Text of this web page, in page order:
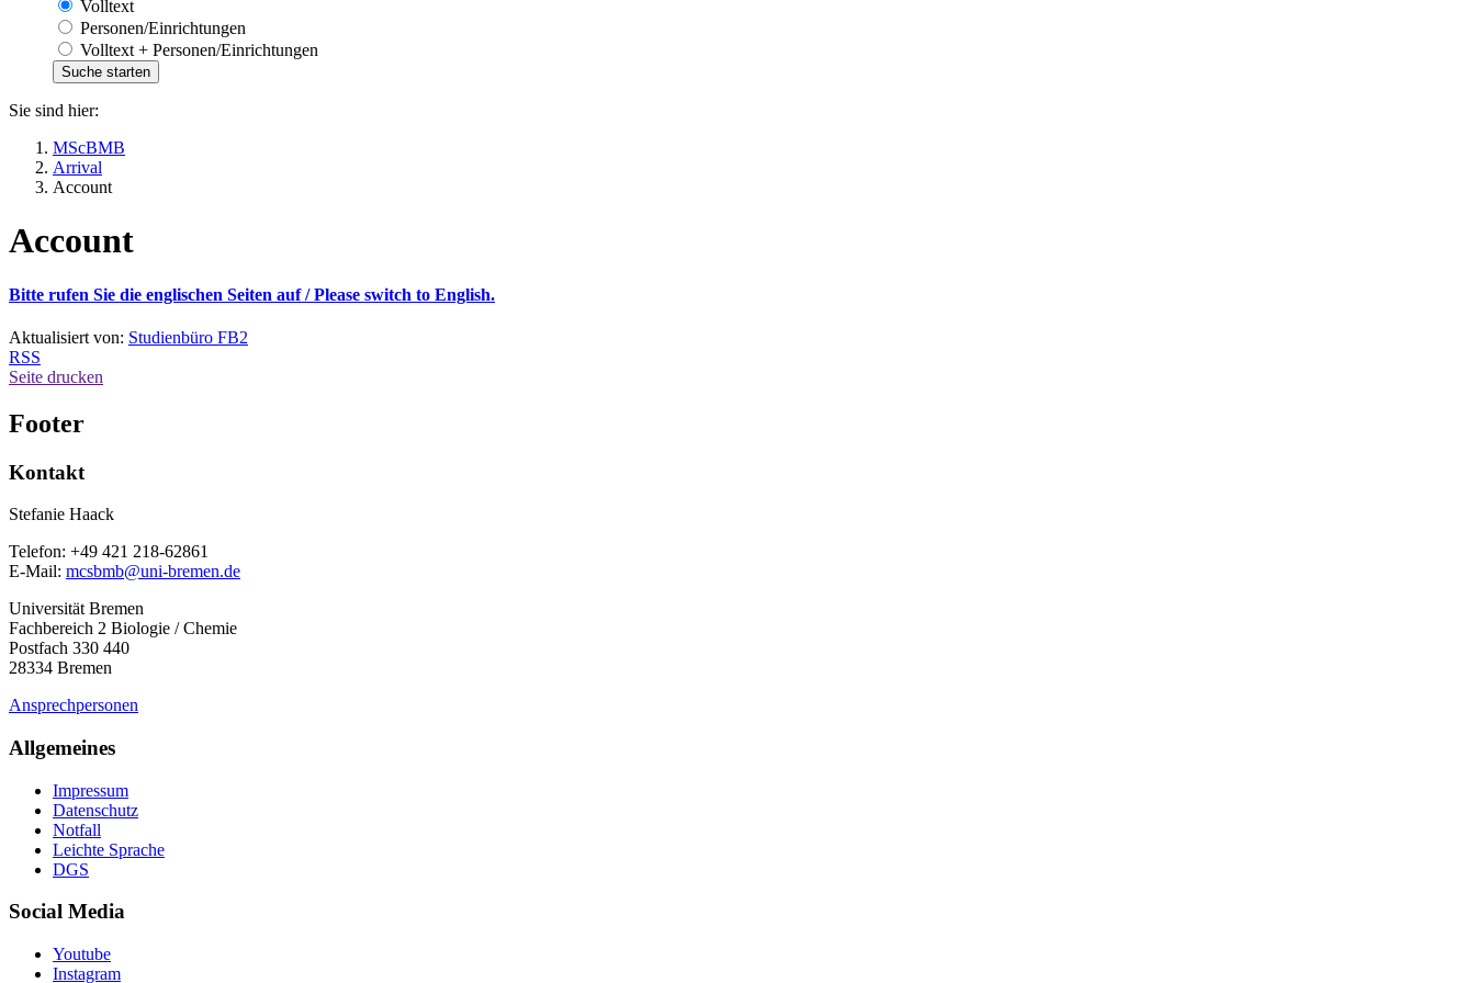
Volltext
Personen/Einrichtungen
Volltext + Personen/Einrichtungen
Sie sind hier:
MScBMB
Arrival
Account
Account
Bitte rufen Sie die englischen Seiten auf /Please switch to English.
Aktualisiert von: Studienbüro FB2
RSS
Seite drucken
Footer
Kontakt
Stefanie Haack
Telefon: +49 421 218-62861
E-Mail: mcsbmb@uni-bremen.de
Universität Bremen
Fachbereich 2 Biologie / Chemie
Postfach 330 440
28334 Bremen
Ansprechpersonen
Allgemeines
Impressum
Datenschutz
Notfall
Leichte Sprache
DGS
Social Media
Youtube
Instagram